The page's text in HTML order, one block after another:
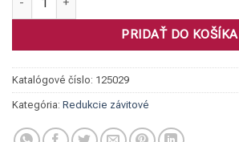
PRIDAŤ DO KOŠÍKA
Katalógové číslo: 125029
Kategória: Redukcie závitové